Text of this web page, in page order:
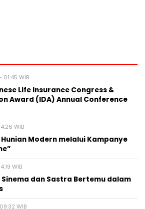
WIB
Life Insurance Congress &
Award (IDA) Annual Conference
WIB
Modern melalui Kampanye
WIB
Sinema dan Sastra Bertemu dalam
WIB